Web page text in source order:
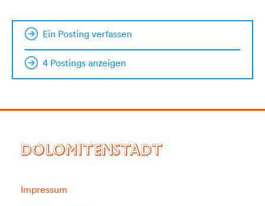
Ein Posting verfassen
4 Postings anzeigen
DOLOMITENSTADT
Impressum